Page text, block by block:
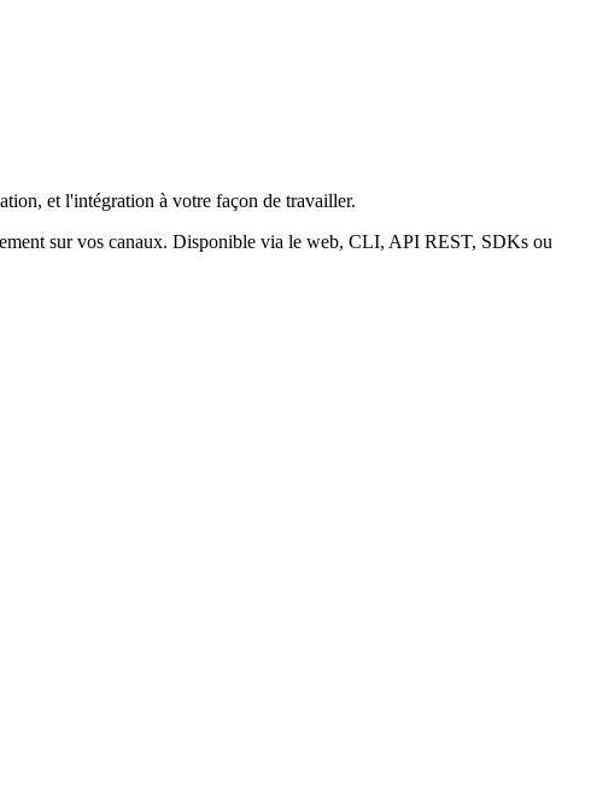
et l'intégration à votre façon de travailler.
sur vos canaux. Disponible via le web, CLI, API REST, SDKs ou